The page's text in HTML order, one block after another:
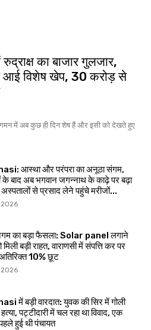
का बाजार गुलजार,
आई विशेष खेप, 30 करोड़ से
में अब कुछ ही दिन शेष हैं और इसी को देखते हुए
आस्था और परंपरा का अनूठा संगम,
के बाद अब भगवान जगन्नाथ के काढ़े पर बढ़ा
अस्पतालों से प्रसाद लेने पहुंचे मरीजों...
2026
का बड़ा फैसला: Solar panel लगाने
मिली बड़ी राहत, वाराणसी में संपत्ति कर पर
10% छूट
2026
में बड़ी वारदात: युवक की सिर में गोली
पट्टीदारी में चल रहा था विवाद, एक
हुई थी पंचायत